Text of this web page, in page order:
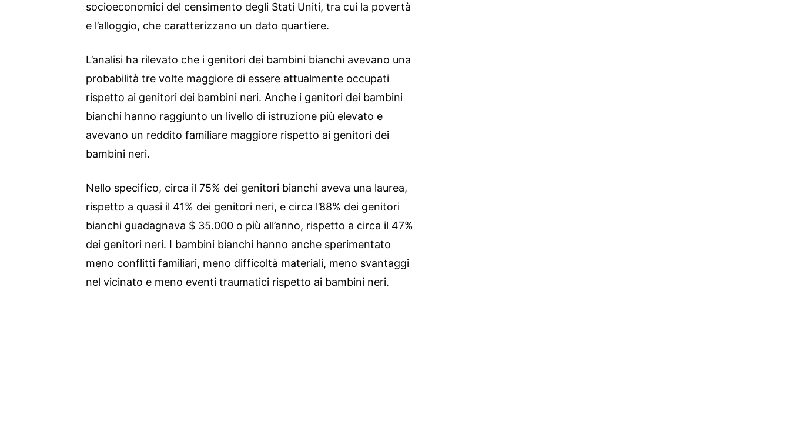
socioeconomici del censimento degli Stati Uniti, tra cui la povertà
e l’alloggio, che caratterizzano un dato quartiere.
L’analisi ha rilevato che i genitori dei bambini bianchi avevano una
probabilità tre volte maggiore di essere attualmente occupati
rispetto ai genitori dei bambini neri. Anche i genitori dei bambini
bianchi hanno raggiunto un livello di istruzione più elevato e
avevano un reddito familiare maggiore rispetto ai genitori dei
bambini neri.
Nello specifico, circa il 75% dei genitori bianchi aveva una laurea,
rispetto a quasi il 41% dei genitori neri, e circa l’88% dei genitori
bianchi guadagnava $ 35.000 o più all’anno, rispetto a circa il 47%
dei genitori neri. I bambini bianchi hanno anche sperimentato
meno conflitti familiari, meno difficoltà materiali, meno svantaggi
nel vicinato e meno eventi traumatici rispetto ai bambini neri.